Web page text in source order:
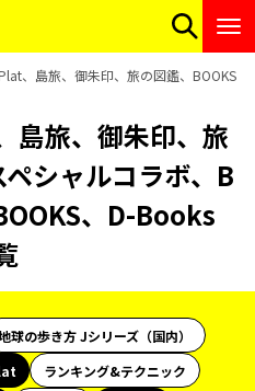
、島旅、御朱印、旅の図鑑、BOOKS
島旅、御朱印、旅
シャルコラボ、B
、D-Books
球の歩き方 Jシリーズ（国内）
ランキング&テクニック